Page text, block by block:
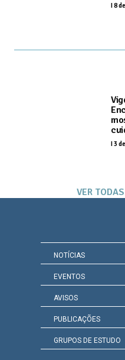
I8
3
VER
NOTÍCIAS
EVENTOS
AVISOS
PUBLICAÇÕES
GRUPOS DE ESTUDO